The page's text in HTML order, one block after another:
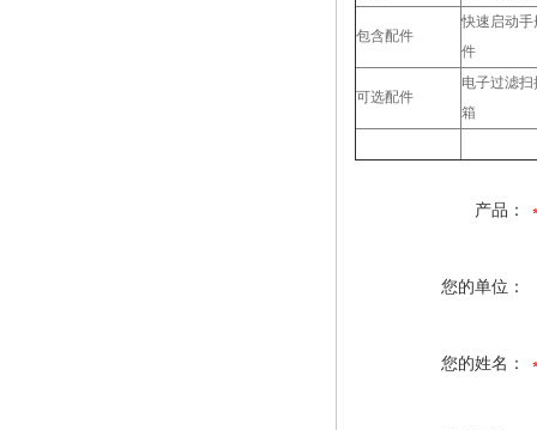
包含配件
快速启动手
件
可选配件
电子过滤
箱
产品：
您的单位：
您的姓名：